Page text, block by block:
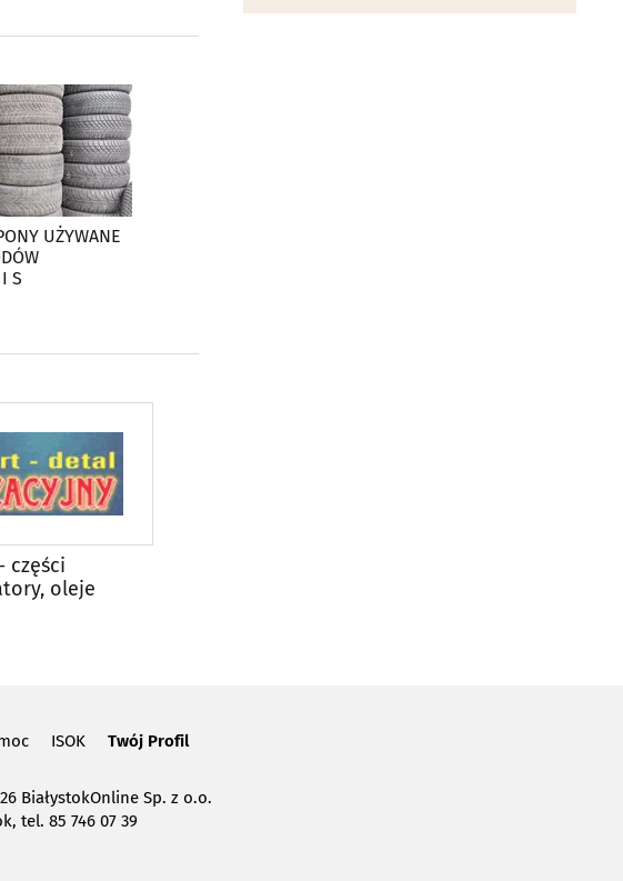
UŻYWANE
S
części
oleje
ISOK Twój Profil
BiałystokOnline Sp. z o.o.
tel. 85 746 07 39